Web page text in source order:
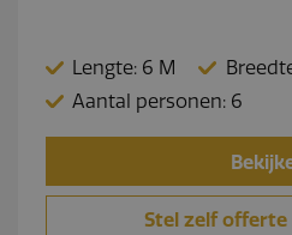
Lengte: 6 M
Aantal personen: 6
Stel zelf offerte